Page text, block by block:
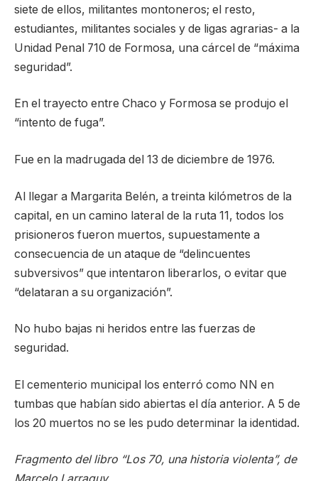
siete de ellos, militantes montoneros; el resto,
estudiantes, militantes sociales y de ligas agrarias- a la
Unidad Penal 710 de Formosa, una cárcel de “máxima
seguridad”.
En el trayecto entre Chaco y Formosa se produjo el
“intento de fuga”.
Fue en la madrugada del 13 de diciembre de 1976.
Al llegar a Margarita Belén, a treinta kilómetros de la
capital, en un camino lateral de la ruta 11, todos los
prisioneros fueron muertos, supuestamente a
consecuencia de un ataque de “delincuentes
subversivos” que intentaron liberarlos, o evitar que
“delataran a su organización”.
No hubo bajas ni heridos entre las fuerzas de
seguridad.
El cementerio municipal los enterró como NN en
tumbas que habían sido abiertas el día anterior. A 5 de
los 20 muertos no se les pudo determinar la identidad.
Fragmento del libro “Los 70, una historia violenta”, de